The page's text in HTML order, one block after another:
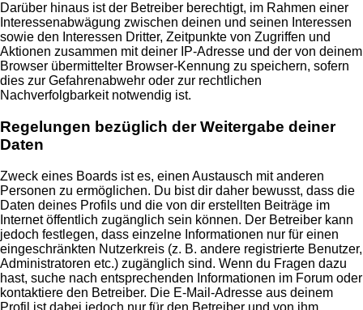
Darüber hinaus ist der Betreiber berechtigt, im Rahmen einer
Interessenabwägung zwischen deinen und seinen Interessen
sowie den Interessen Dritter, Zeitpunkte von Zugriffen und
Aktionen zusammen mit deiner IP-Adresse und der von deinem
Browser übermittelter Browser-Kennung zu speichern, sofern
dies zur Gefahrenabwehr oder zur rechtlichen
Nachverfolgbarkeit notwendig ist.
Regelungen bezüglich der Weitergabe deiner
Daten
Zweck eines Boards ist es, einen Austausch mit anderen
Personen zu ermöglichen. Du bist dir daher bewusst, dass die
Daten deines Profils und die von dir erstellten Beiträge im
Internet öffentlich zugänglich sein können. Der Betreiber kann
jedoch festlegen, dass einzelne Informationen nur für einen
eingeschränkten Nutzerkreis (z. B. andere registrierte Benutzer,
Administratoren etc.) zugänglich sind. Wenn du Fragen dazu
hast, suche nach entsprechenden Informationen im Forum oder
kontaktiere den Betreiber. Die E-Mail-Adresse aus deinem
Profil ist dabei jedoch nur für den Betreiber und von ihm